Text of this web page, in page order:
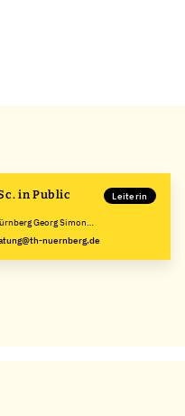
Georg Simon
Leiterin
nuernberg.de